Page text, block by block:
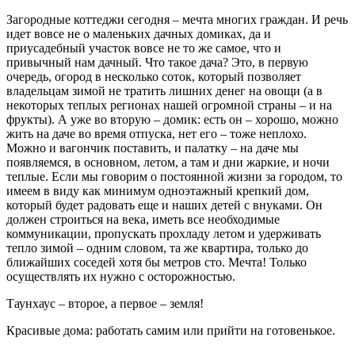
Загородные коттеджи сегодня – мечта многих граждан. И речь
идет вовсе не о маленьких дачных домиках, да и
приусадебный участок вовсе не то же самое, что и
привычный нам дачный. Что такое дача? Это, в первую
очередь, огород в несколько соток, который позволяет
владельцам зимой не тратить лишних денег на овощи (а в
некоторых теплых регионах нашей огромной страны – и на
фрукты). А уже во вторую – домик: есть он – хорошо, можно
жить на даче во время отпуска, нет его – тоже неплохо.
Можно и вагончик поставить, и палатку – на даче мы
появляемся, в основном, летом, а там и дни жаркие, и ночи
теплые. Если мы говорим о постоянной жизни за городом, то
имеем в виду как минимум одноэтажный крепкий дом,
который будет радовать еще и наших детей с внуками. Он
должен строиться на века, иметь все необходимые
коммуникации, пропускать прохладу летом и удерживать
тепло зимой – одним словом, та же квартира, только до
ближайших соседей хотя бы метров сто. Мечта! Только
осуществлять их нужно с осторожностью.
Таунхаус – второе, а первое – земля!
Красивые дома: работать самим или прийти на готовенькое.